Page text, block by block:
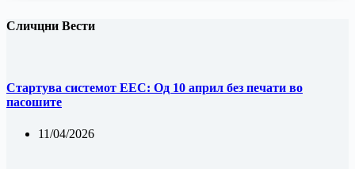
Сличцни Вести
Стартува системот ЕЕС: Од 10 април без печати во
пасошите
11/04/2026